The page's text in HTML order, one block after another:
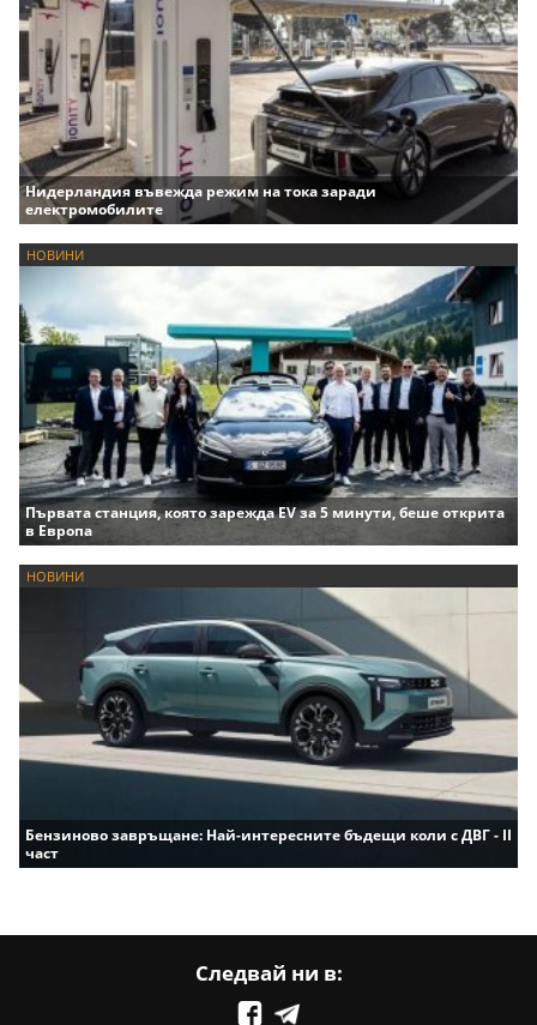
Нидерландия въвежда режим на тока заради
електромобилите
НОВИНИ
Първата станция, която зарежда EV за 5 минути, беше открита
в Европа
НОВИНИ
Бензиново завръщане: Най-интересните бъдещи коли с ДВГ - II
част
Следвай ни в: